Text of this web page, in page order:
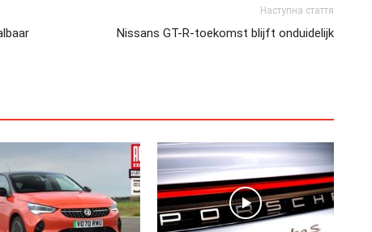
Наступна стаття
Nissans GT-R-toekomst blijft onduidelijk